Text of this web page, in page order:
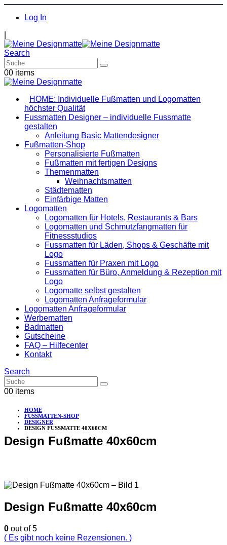
Log In
Search
00 items
HOME: Individuelle Fußmatten und Logomatten
höchster Qualität
Fussmatten Designer – individuelle Fussmatte
gestalten
Anleitung Basic Mattendesigner
Fußmatten-Shop
Personalisierte Fußmatten
Fußmatten mit fertigen Designs
Themenmatten
Weihnachtsmatten
Städtematten
Einfärbige Matten
Logomatten
Logomatten für Hotels, Restaurants & Bars
Logomatten und Schmutzfangmatten für
Fitnessstudios
Fussmatten für Läden, Shops & Geschäfte mit
Logo
Fussmatten für Praxen mit Logo
Fussmatten für Büro, Anmeldung & Rezeption mit
Logo
Logomatte selbst gestalten
Logomatten Anfrageformular
Logomatten Anfrageformular
Werbematten
Badmatten
Gutscheine
FAQ – Hilfecenter
Kontakt
Search
00 items
HOME
FUSSMATTEN-SHOP
DESIGNER
DESIGN FUSSMATTE 40X60CM
Design Fußmatte 40x60cm
Design Fußmatte 40x60cm
0 out of 5
( Es gibt noch keine Rezensionen. )